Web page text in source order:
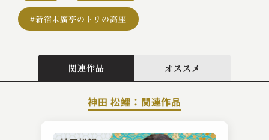
#新宿末廣亭のトリの高座
関連作品 オススメ
神田 松鯉：関連作品